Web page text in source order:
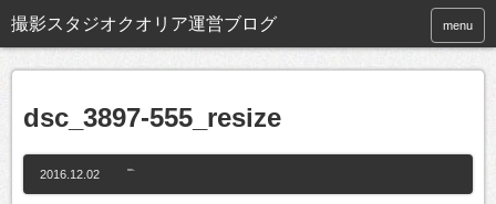
撮影スタジオクオリア運営ブログ menu
dsc_3897-555_resize
2016.12.02